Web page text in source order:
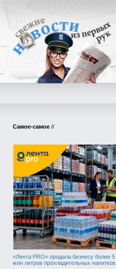
Самое-самое //
«Лента PRO» продала бизнесу более 5
млн литров прохладительных напитков